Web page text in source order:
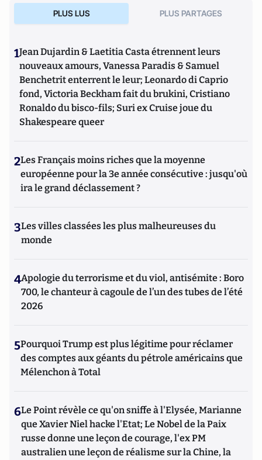
PLUS LUS PLUS PARTAGES
1Jean Dujardin & Laetitia Casta étrennent leurs
nouveaux amours, Vanessa Paradis & Samuel
Benchetrit enterrent le leur; Leonardo di Caprio
fond, Victoria Beckham fait du brukini, Cristiano
Ronaldo du bisco-fils; Suri ex Cruise joue du
Shakespeare queer
2Les Français moins riches que la moyenne
européenne pour la 3e année consécutive : jusqu'où
ira le grand déclassement ?
3Les villes classées les plus malheureuses du
monde
4Apologie du terrorisme et du viol, antisémite : Boro
700, le chanteur à cagoule de l’un des tubes de l’été
2026
5Pourquoi Trump est plus légitime pour réclamer
des comptes aux géants du pétrole américains que
Mélenchon à Total
6Le Point révèle ce qu'on sniffe à l'Elysée, Marianne
que Xavier Niel hacke l'Etat; Le Nobel de la Paix
russe donne une leçon de courage, l'ex PM
australien une leçon de réalisme sur la Chine, la